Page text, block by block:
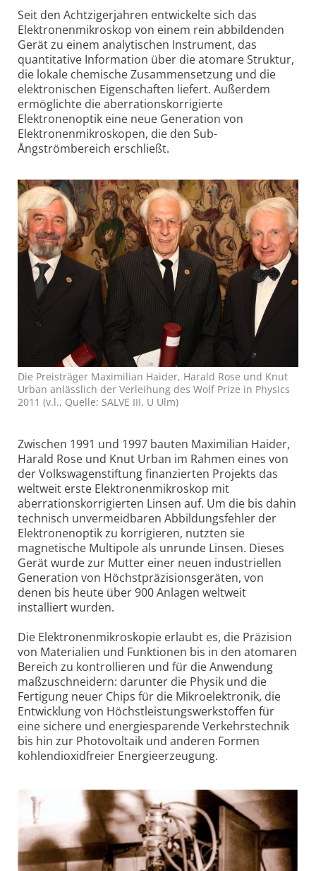
Seit den Achtzigerjahren entwickelte sich das
Elektronenmikroskop von einem rein abbildenden
Gerät zu einem analytischen Instrument, das
quantitative Information über die atomare Struktur,
die lokale chemische Zusammensetzung und die
elektronischen Eigenschaften liefert. Außerdem
ermöglichte die aberrationskorrigierte
Elektronenoptik eine neue Generation von
Elektronenmikroskopen, die den Sub-
Ångströmbereich erschließt.
Die Preisträger Maximilian Haider, Harald Rose und Knut
Urban anlässlich der Verleihung des Wolf Prize in Physics
2011 (v.l., Quelle: SALVE III, U Ulm)
Zwischen 1991 und 1997 bauten Maximilian Haider,
Harald Rose und Knut Urban im Rahmen eines von
der Volkswagenstiftung finanzierten Projekts das
weltweit erste Elektronenmikroskop mit
aberrationskorrigierten Linsen auf. Um die bis dahin
technisch unvermeidbaren Abbildungsfehler der
Elektronenoptik zu korrigieren, nutzten sie
magnetische Multipole als unrunde Linsen. Dieses
Gerät wurde zur Mutter einer neuen industriellen
Generation von Höchstpräzisionsgeräten, von
denen bis heute über 900 Anlagen weltweit
installiert wurden.
Die Elektronenmikroskopie erlaubt es, die Präzision
von Materialien und Funktionen bis in den atomaren
Bereich zu kontrollieren und für die Anwendung
maßzuschneidern: darunter die Physik und die
Fertigung neuer Chips für die Mikroelektronik, die
Entwicklung von Höchstleistungswerkstoffen für
eine sichere und energiesparende Verkehrstechnik
bis hin zur Photovoltaik und anderen Formen
kohlendioxidfreier Energieerzeugung.